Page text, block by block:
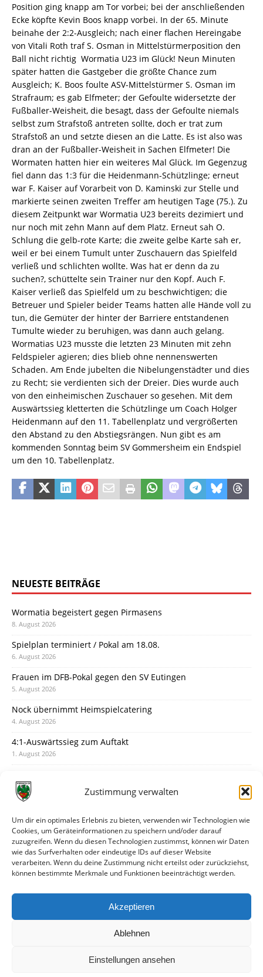
Zustimmung verwalten
Um dir ein optimales Erlebnis zu bieten, verwenden wir Technologien wie
Cookies, um Geräteinformationen zu speichern und/oder darauf
zuzugreifen. Wenn du diesen Technologien zustimmst, können wir Daten
wie das Surfverhalten oder eindeutige IDs auf dieser Website
verarbeiten. Wenn du deine Zustimmung nicht erteilst oder zurückziehst,
können bestimmte Merkmale und Funktionen beeinträchtigt werden.
Akzeptieren
Ablehnen
Einstellungen ansehen
Position ging knapp am Tor vorbei; bei der anschließenden
Ecke köpfte Kevin Boos knapp vorbei. In der 65. Minute
beinahe der 2:2-Ausgleich; nach einer flachen Hereingabe
von Vitali Roth traf S. Osman in Mittelstürmerposition den
Ball nicht richtig  Wormatia U23 im Glück! Neun Minuten
später hatten die Gastgeber die größte Chance zum
Ausgleich; K. Boos foulte ASV-Mittelstürmer S. Osman im
Strafraum; es gab Elfmeter; der Gefoulte widersetzte der
Fußballer-Weisheit, die besagt, dass der Gefoulte niemals
selbst zum Strafstoß antreten sollte, doch er trat zum
Strafstoß an und setzte diesen an die Latte. Es ist also was
dran an der Fußballer-Weisheit in Sachen Elfmeter! Die
Wormaten hatten hier ein weiteres Mal Glück. Im Gegenzug
fiel dann das 1:3 für die Heidenmann-Schützlinge; erneut
war F. Kaiser auf Vorarbeit von D. Kaminski zur Stelle und
markierte seinen zweiten Treffer am heutigen Tage (75.). Zu
diesem Zeitpunkt war Wormatia U23 bereits dezimiert und
nur noch mit zehn Mann auf dem Platz. Erneut sah O.
Schlung die gelb-rote Karte; die zweite gelbe Karte sah er,
weil er bei einem Tumult unter Zuschauern das Spielfeld
verließ und schlichten wollte. Was hat er denn da zu
suchen?, schüttelte sein Trainer nur den Kopf. Auch F.
Kaiser verließ das Spielfeld um zu beschwichtigen; die
Betreuer und Spieler beider Teams hatten alle Hände voll zu
tun, die Gemüter der hinter der Barriere entstandenen
Tumulte wieder zu beruhigen, was dann auch gelang.
Wormatias U23 musste die letzten 23 Minuten mit zehn
Feldspieler agieren; dies blieb ohne nennenswerten
Schaden. Am Ende jubelten die Nibelungenstädter und dies
zu Recht; sie verdienten sich der Dreier. Dies wurde auch
von den einheimischen Zuschauer so gesehen. Mit dem
Auswärtssieg kletterten die Schützlinge um Coach Holger
Heidenmann auf den 11. Tabellenplatz und vergrößerten
den Abstand zu den Abstiegsrängen. Nun gibt es am
kommenden Sonntag beim SV Gommersheim ein Endspiel
um den 10. Tabellenplatz.
NEUESTE BEITRÄGE
Wormatia begeistert gegen Pirmasens
8. August 2026
Spielplan terminiert / Pokal am 18.08.
6. August 2026
Frauen im DFB-Pokal gegen den SV Eutingen
5. August 2026
Nock übernimmt Heimspielcatering
4. August 2026
4:1-Auswärtssieg zum Auftakt
1. August 2026
31. Juli 2026
30. Juli 2026
Deine Spielminute: 89+1
28. Juli 2026
Neuer Rückensponsor
Neue Podcast-Folge: So tickt Björn!
27. Juli 2026